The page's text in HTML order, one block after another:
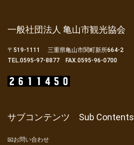
一般社団法人 亀山市観光協会
〒519-1111 三重県亀山市関町新所664-2
TEL.0595-97-8877 FAX.0595-96-0700
サブコンテンツ Sub Contents
📧お問い合わせ